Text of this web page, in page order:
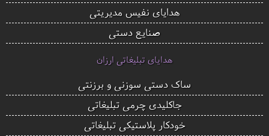
هدایای نفیس مدیریتی
صنایع دستی
هدایای تبلیغاتی ارزان
ساک دستی سوزنی و برزنتی
جاکلیدی چرمی تبلیغاتی
خودکار پلاستیکی تبلیغاتی